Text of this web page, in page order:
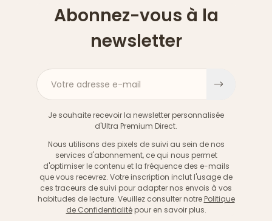
Abonnez-vous à la
newsletter
Votre adresse e-mail
Je souhaite recevoir la newsletter personnalisée
d'Ultra Premium Direct.
Nous utilisons des pixels de suivi au sein de nos
services d'abonnement, ce qui nous permet
d'optimiser le contenu et la fréquence des e-mails
que vous recevrez. Votre inscription inclut l'usage de
ces traceurs de suivi pour adapter nos envois à vos
habitudes de lecture. Veuillez consulter notre Politique
de Confidentialitépour en savoir plus.